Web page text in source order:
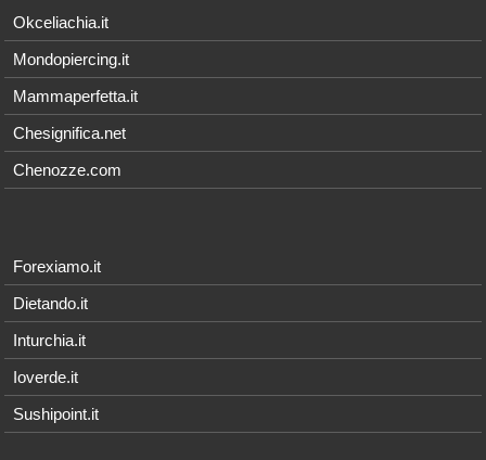
Okceliachia.it
Mondopiercing.it
Mammaperfetta.it
Chesignifica.net
Chenozze.com
Forexiamo.it
Dietando.it
Inturchia.it
Ioverde.it
Sushipoint.it